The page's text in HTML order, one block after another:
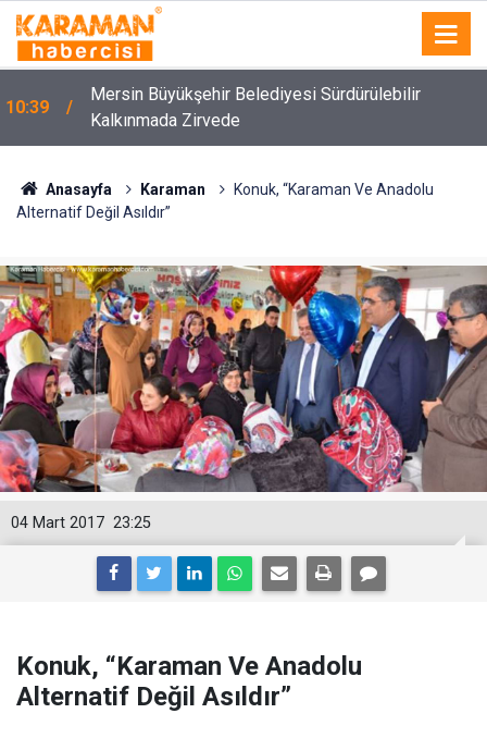
10:39
Mersin Büyükşehir Belediyesi Sürdürülebilir
Kalkınmada Zirvede
Anasayfa Karaman
Konuk, “Karaman Ve Anadolu
Alternatif Değil Asıldır”
23:25
04 Mart 2017
Konuk, “Karaman Ve Anadolu
Alternatif Değil Asıldır”